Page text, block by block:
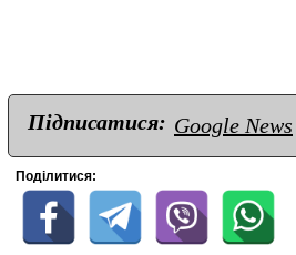
Підписатися: Google News
Поділитися: